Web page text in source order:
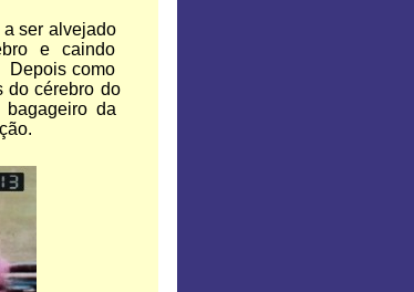
a ser alvejado
e caindo
Depois como
do cérebro do
da